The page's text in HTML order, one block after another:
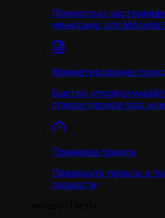
Полностью
менеджер для Мозила
Форматирование
Быстро
список прокси под
Проверка прокси
Проверьте прокси и
скорости